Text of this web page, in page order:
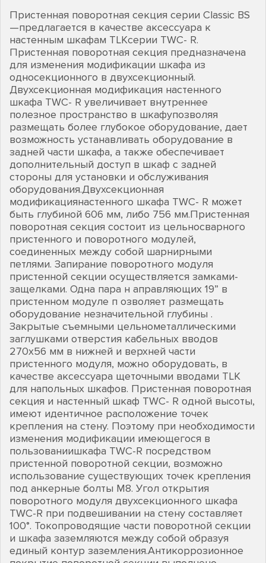
Пристенная поворотная секция серии Classic BS
—предлагается в качестве аксессуара к
настенным шкафам TLKсерии TWC- R.
Пристенная поворотная секция предназначена
для изменения модификации шкафа из
односекционного в двухсекционный.
Двухсекционная модификация настенного
шкафа TWC- R увеличивает внутреннее
полезное пространство в шкафупозволяя
размещать более глубокое оборудование, дает
возможность устанавливать оборудование в
задней части шкафа, а также обеспечивает
дополнительный доступ в шкаф с задней
стороны для установки и обслуживания
оборудования.Двухсекционная
модификациянастенного шкафа TWC- R может
быть глубиной 606 мм, либо 756 мм.Пристенная
поворотная секция состоит из цельносварного
пристенного и поворотного модулей,
соединенных между собой шарнирными
петлями. Запирание поворотного модуля
пристенной секции осуществляется замками-
защелками. Одна пара н аправляющих 19” в
пристенном модуле п озволяет размещать
оборудование незначительной глубины .
Закрытые съемными цельнометаллическими
заглушками отверстия кабельных вводов
270х56 мм в нижней и верхней части
пристенного модуля, можно оборудовать, в
качестве аксессуара щеточными вводами TLK
для напольных шкафов. Пристенная поворотная
секция и настенный шкаф TWC- R одной высоты,
имеют идентичное расположение точек
крепления на стену. Поэтому при необходимости
изменения модификации имеющегося в
пользованиишкафа TWC-R посредством
пристенной поворотной секции, возможно
использование существующих точек крепления
под анкерные болты М8. Угол открытия
поворотного модуля двухсекционного шкафа
TWC-R при подвешивании на стену составляет
100°. Токопроводящие части поворотной секции
и шкафа заземляются между собой образуя
единый контур заземления.Антикоррозионное